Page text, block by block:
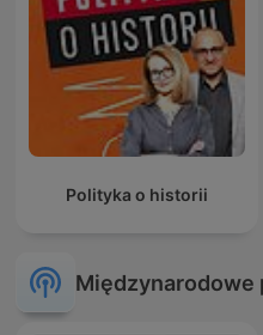
Polityka o historii
Międzynarodowe